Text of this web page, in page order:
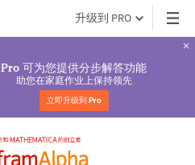
升级到 PRO
Pro 可为您提供分步解答功能
助您在家庭作业上保持领先
立即升级到 Pro